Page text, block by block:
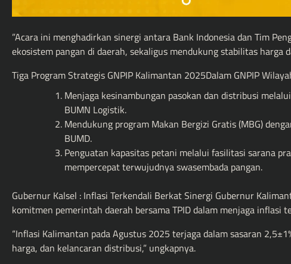
”Acara ini menghadirkan sinergi antara Bank Indonesia dan Tim
ekosistem pangan di daerah, sekaligus mendukung stabilitas harga
Tiga Program Strategis GNPIP Kalimantan 2025Dalam GNPIP
Menjaga kesinambungan pasokan dan distribusi
BUMN Logistik.
Mendukung program Makan Bergizi Gratis (MBG)
BUMD.
Penguatan kapasitas petani melalui fasilitasi sarana
mempercepat terwujudnya swasembada pangan.
Gubernur Kalsel : Inflasi Terkendali Berkat Sinergi Gubernur
komitmen pemerintah daerah bersama TPID dalam menjaga inflasi
“Inflasi Kalimantan pada Agustus 2025 terjaga dalam sasaran
harga, dan kelancaran distribusi,” ungkapnya.